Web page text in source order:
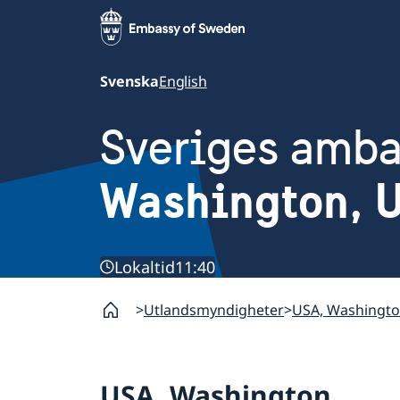
SvenskaEnglish
Sveriges
Washington,
Lokaltid11:40
Utlandsmyndigheter USA,